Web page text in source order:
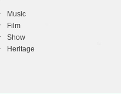
Music
Film
Show
Heritage